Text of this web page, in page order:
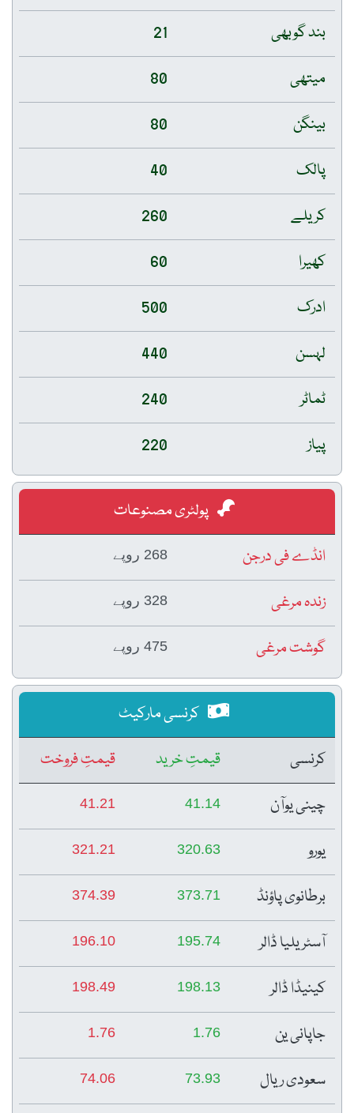
بند گوبھی
21
میتھی
80
بینگن
80
پالک
40
کریلے
260
کھیرا
60
ادرک
500
لہسن
440
ٹماٹر
240
پیاز
220
پولٹری مصنوعات
انڈے فی درجن
268 روپے
زندہ مرغی 328 روپے
گوشت مرغی 475 روپے
کرنسی مارکیٹ
کرنسی
قیمتِ خرید
قیمتِ فروخت
چینی یوآن
41.14
41.21
یورو 320.63
321.21
برطانوی پاؤنڈ 373.71
374.39
آسٹریلیا ڈالر 195.74
196.10
کینیڈا ڈالر 198.13
198.49
جاپانی ین 1.76
1.76
سعودی ریال 73.93
74.06